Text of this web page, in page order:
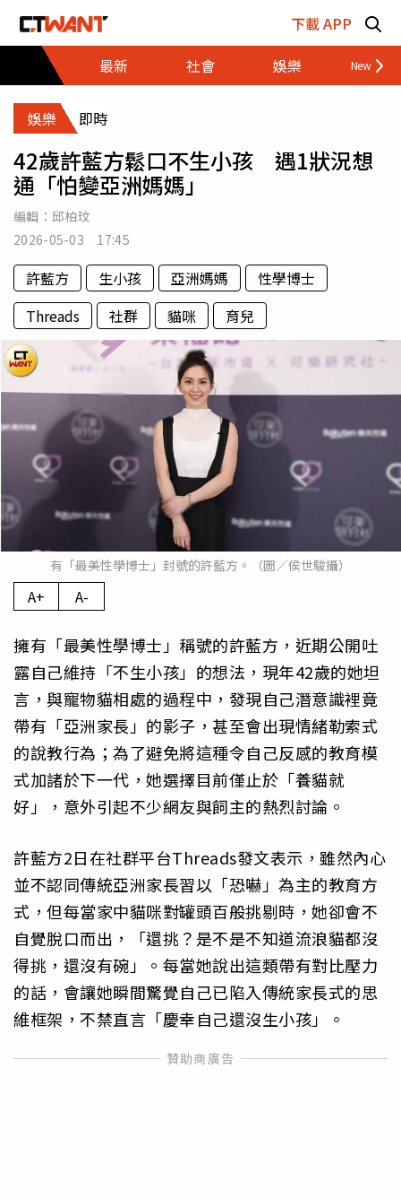
下載 APP
最新
社會 娛樂 財經
娛樂 即時
42歲許藍方鬆口不生小孩 遇1狀況想
通「怕變亞洲媽媽」
編輯： 邱柏玟
2026-05-03 17:45
許藍方 生小孩 亞洲媽媽
性學博士
Threads
社群 貓咪 育兒
有「最美性學博士」封號的許藍方。（圖／侯世駿攝）
A+ A-
擁有「最美性學博士」稱號的許藍方，近期公開吐
露自己維持「不生小孩」的想法，現年42歲的她坦
言，與寵物貓相處的過程中，發現自己潛意識裡竟
帶有「亞洲家長」的影子，甚至會出現情緒勒索式
的說教行為；為了避免將這種令自己反感的教育模
式加諸於下一代，她選擇目前僅止於「養貓就
好」，意外引起不少網友與飼主的熱烈討論。
許藍方2日在社群平台Threads發文表示，雖然內心
並不認同傳統亞洲家長習以「恐嚇」為主的教育方
式，但每當家中貓咪對罐頭百般挑剔時，她卻會不
自覺脫口而出，「還挑？是不是不知道流浪貓都沒
得挑，還沒有碗」。每當她說出這類帶有對比壓力
的話，會讓她瞬間驚覺自己已陷入傳統家長式的思
維框架，不禁直言「慶幸自己還沒生小孩」。